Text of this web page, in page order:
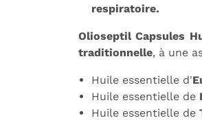
respiratoire.
Olioseptil Capsules
traditionnelle, à une
Huile essentielle d'
Huile essentielle de
Huile essentielle de